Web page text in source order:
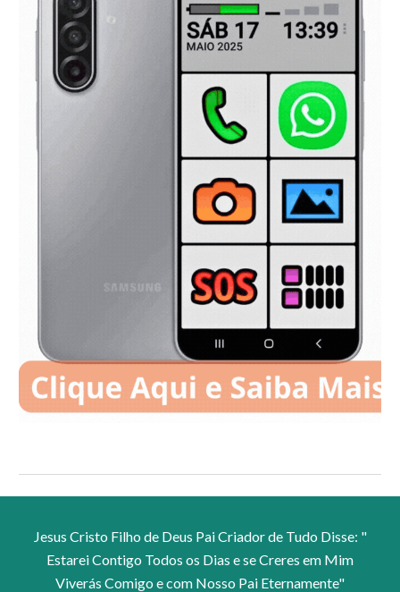
Jesus Cristo Filho de Deus Pai Criador de Tudo Disse: "
Estarei Contigo Todos os Dias e se Creres em Mim
Viverás Comigo e com Nosso Pai Eternamente"